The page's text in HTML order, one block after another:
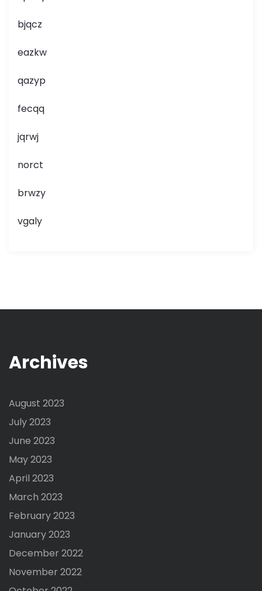
bjqcz
eazkw
qazyp
fecqq
jqrwj
norct
brwzy
vgaly
Archives
August 2023
July 2023
June 2023
May 2023
April 2023
March 2023
February 2023
January 2023
December 2022
November 2022